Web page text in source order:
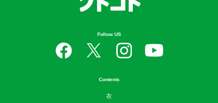
Follow US
Contents
衣